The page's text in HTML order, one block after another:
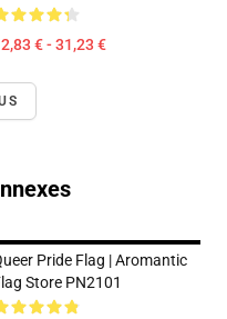
€ - 31,23 €
Pride Flag | Aromantic
Store PN2101